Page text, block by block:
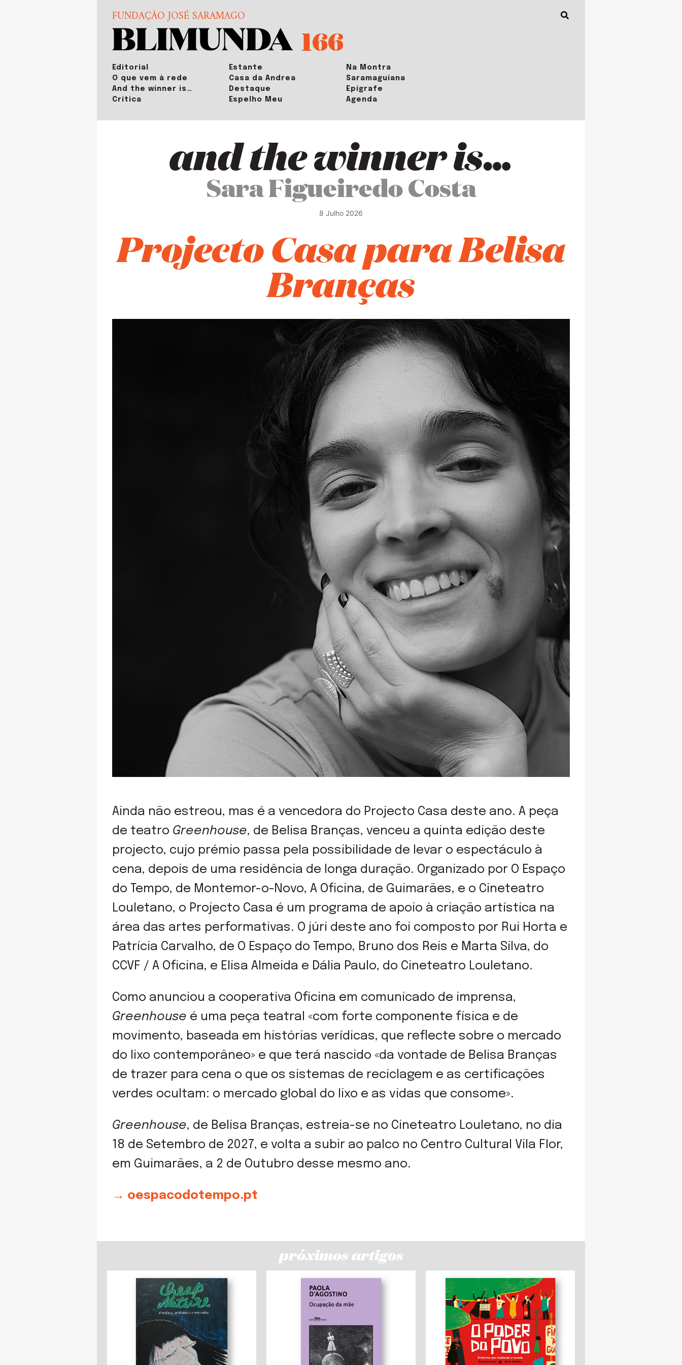
FUNDAÇÃO JOSÉ SARAMAGO
166
Editorial
O que vem à rede
And the winner is…
Crítica
Estante
Casa da Andrea
Destaque
Espelho Meu
Na Montra
Saramaguiana
Epígrafe
Agenda
and the winner is…
Sara Figueiredo Costa
8 Julho 2026
Projecto Casa para Belisa
Branças
Ainda não estreou, mas é a vencedora do Projecto Casa deste ano. A peça
de teatro Greenhouse, de Belisa Branças, venceu a quinta edição deste
projecto, cujo prémio passa pela possibilidade de levar o espectáculo à
cena, depois de uma residência de longa duração. Organizado por O Espaço
do Tempo, de Montemor-o-Novo, A Oficina, de Guimarães, e o Cineteatro
Louletano, o Projecto Casa é um programa de apoio à criação artística na
área das artes performativas. O júri deste ano foi composto por Rui Horta e
Patrícia Carvalho, de O Espaço do Tempo, Bruno dos Reis e Marta Silva, do
CCVF / A Oficina, e Elisa Almeida e Dália Paulo, do Cineteatro Louletano.
Como anunciou a cooperativa Oficina em comunicado de imprensa,
Greenhouse é uma peça teatral «com forte componente física e de
movimento, baseada em histórias verídicas, que reflecte sobre o mercado
do lixo contemporâneo» e que terá nascido «da vontade de Belisa Branças
de trazer para cena o que os sistemas de reciclagem e as certificações
verdes ocultam: o mercado global do lixo e as vidas que consome».
Greenhouse, de Belisa Branças, estreia-se no Cineteatro Louletano, no dia
18 de Setembro de 2027, e volta a subir ao palco no Centro Cultural Vila Flor,
em Guimarães, a 2 de Outubro desse mesmo ano.
→ oespacodotempo.pt
próximos artigos